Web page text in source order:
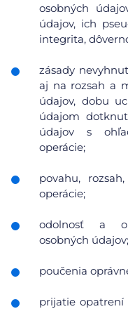
osobných
údajov, ich
integrita,
zásady
aj na rozsah a
údajov, dobu
údajom
údajov s
operácie;
povahu,
operácie;
odolnosť a
osobných údajov;
poučenia
prijatie opatrení